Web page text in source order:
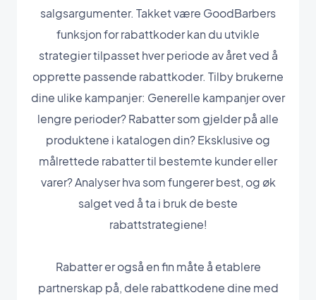
salgsargumenter. Takket være GoodBarbers
funksjon for rabattkoder kan du utvikle
strategier tilpasset hver periode av året ved å
opprette passende rabattkoder. Tilby brukerne
dine ulike kampanjer: Generelle kampanjer over
lengre perioder? Rabatter som gjelder på alle
produktene i katalogen din? Eksklusive og
målrettede rabatter til bestemte kunder eller
varer? Analyser hva som fungerer best, og øk
salget ved å ta i bruk de beste
rabattstrategiene!
Rabatter er også en fin måte å etablere
partnerskap på, dele rabattkodene dine med